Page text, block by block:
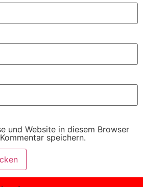
und Website in diesem Browser
speichern.